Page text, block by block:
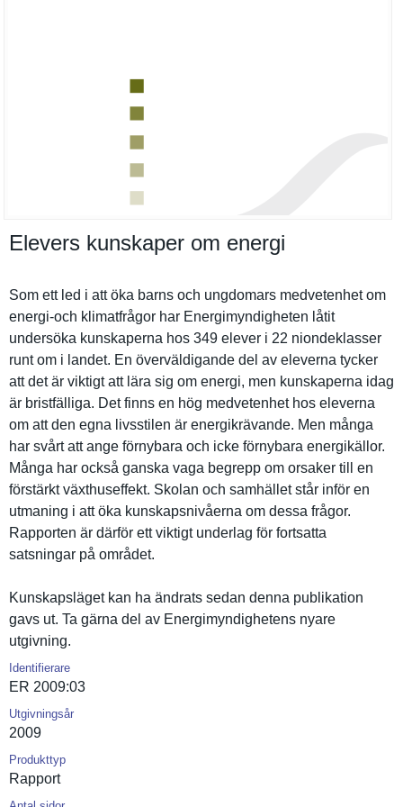
Elevers kunskaper om energi
Som ett led i att öka barns och ungdomars medvetenhe­t om
energi-och klimatfråg­or har Energimynd­igheten låtit
undersöka kunskapern­a hos 349 elever i 22 niondeklas­ser
runt om i landet. En överväldig­ande del av eleverna tycker
att det är viktigt att lära sig om energi, men kunskapern­a idag
är bristfälli­ga. Det finns en hög medvetenhe­t hos eleverna
om att den egna livsstilen är energikräv­ande. Men många
har svårt att ange förnybara och icke förnybara energikäll­or.
Många har också ganska vaga begrepp om orsaker till en
förstärkt växthuseff­ekt. Skolan och samhället står inför en
utmaning i att öka kunskapsni­våerna om dessa frågor.
Rapporten är därför ett viktigt underlag för fortsatta
satsningar på området.
Kunskapslä­get kan ha ändrats sedan denna publikatio­n
gavs ut. Ta gärna del av Energimynd­ighetens nyare
utgivning.
Identifierare
ER 2009:03
Utgivningsår
2009
Produkttyp
Rapport